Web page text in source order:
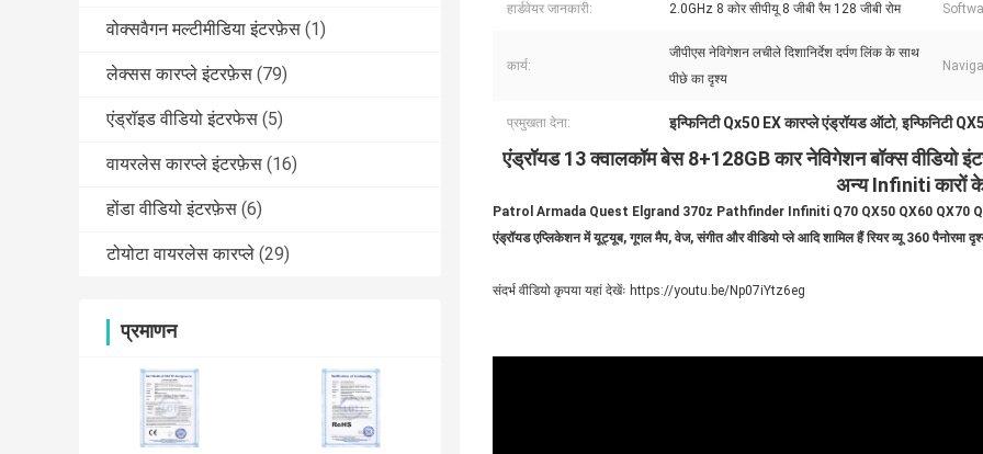
वोक्सवैगन मल्टीमीडिया इंटरफ़ेस (1)
लेक्सस कारप्ले इंटरफ़ेस (79)
एंड्रॉइड वीडियो इंटरफेस (5)
वायरलेस कारप्ले इंटरफ़ेस (16)
होंडा वीडियो इंटरफ़ेस (6)
टोयोटा वायरलेस कारप्ले (29)
प्रमाणन
हार्डवेयर जानकारी: 2.0GHz 8 कोर सीपीयू 8 जीबी रैम 128 जीबी रोम
कार्य:
जीपीएस नेविगेशन लचीले दिशानिर्देश दर्पण लिंक के साथ
पीछे का दृश्य
प्रमुखता देना: इन्फिनिटी Qx50 EX कारप्ले एंड्रॉयड ऑटो,इन्फिनिटी
एंड्रॉयड 13 क्वालकॉम बेस 8+128GB कार नेविगेशन बॉक्स
अन्य Infiniti कारों
Patrol Armada Quest Elgrand 370z Pathfinder Infiniti Q70 QX50 QX60 QX70
एंड्रॉयड एप्लिकेशन में यूट्यूब, गूगल मैप, वेज, संगीत और वीडियो प्ले आदि शामिल हैं रियर व्यू 360 पैनोरमा
संदर्भ वीडियो कृपया यहां देखेंः https://youtu.be/Np07iYtz6eg